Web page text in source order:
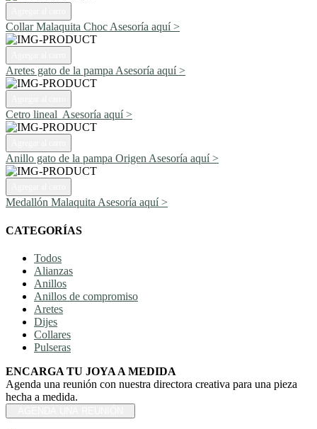
Collar Malaquita Choc Asesoría aquí >
Aretes gato de la pampa Asesoría aquí >
Cetro lineal Asesoría aquí >
Anillo gato de la pampa Origen Asesoría aquí >
Medallón Malaquita Asesoría aquí >
CATEGORÍAS
Todos
Alianzas
Anillos
Anillos de compromiso
Aretes
Dijes
Collares
Pulseras
ENCARGA TU JOYA A MEDIDA
Agenda una reunión con nuestra directora creativa para una pieza
hecha a medida.